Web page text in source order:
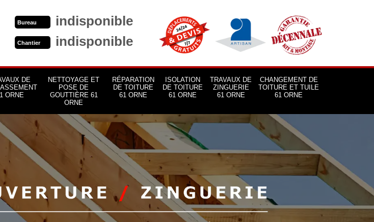
Bureau indisponible
Chantier indisponible
DE
ORNE
NETTOYAGE ET
POSE DE
GOUTTIÈRE 61
ORNE
RÉPARATION
DE TOITURE
61 ORNE
ISOLATION
DE TOITURE
61 ORNE
TRAVAUX DE
ZINGUERIE
61 ORNE
CHANGEMENT DE
TOITURE ET TUILE
61 ORNE